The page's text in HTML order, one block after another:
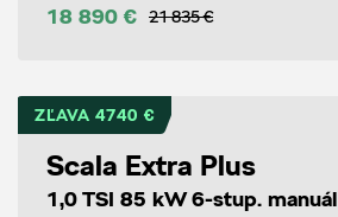
18 890 € 21 835 €
ZĽAVA 4740 €
Scala Extra Plus
1,0 TSI 85 kW 6-stup. manuál